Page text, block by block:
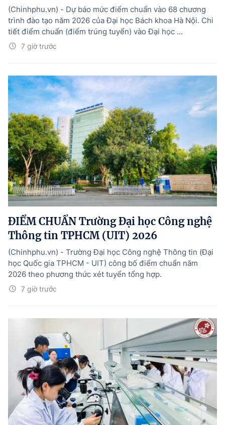
7 giờ trước
(Chinhphu.vn) - Dự báo mức điểm chuẩn vào 68 chương
trình đào tạo năm 2026 của Đại học Bách khoa Hà Nội. Chi
tiết điểm chuẩn (điểm trúng tuyển) vào Đại học ...
ĐIỂM CHUẨN Trường Đại học Công nghệ
Thông tin TPHCM (UIT) 2026
7 giờ trước
(Chinhphu.vn) - Trường Đại học Công nghệ Thông tin (Đại
học Quốc gia TPHCM - UIT) công bố điểm chuẩn năm
2026 theo phương thức xét tuyển tổng hợp.